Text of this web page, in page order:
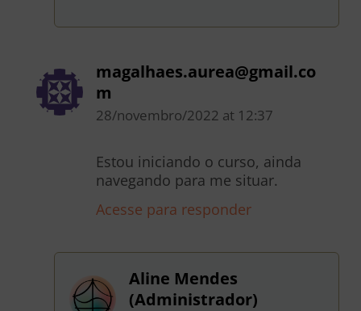
magalhaes.aurea@gmail.co
m
28/novembro/2022 at 12:37
Estou iniciando o curso, ainda
navegando para me situar.
Acesse para responder
Aline Mendes
(Administrador)